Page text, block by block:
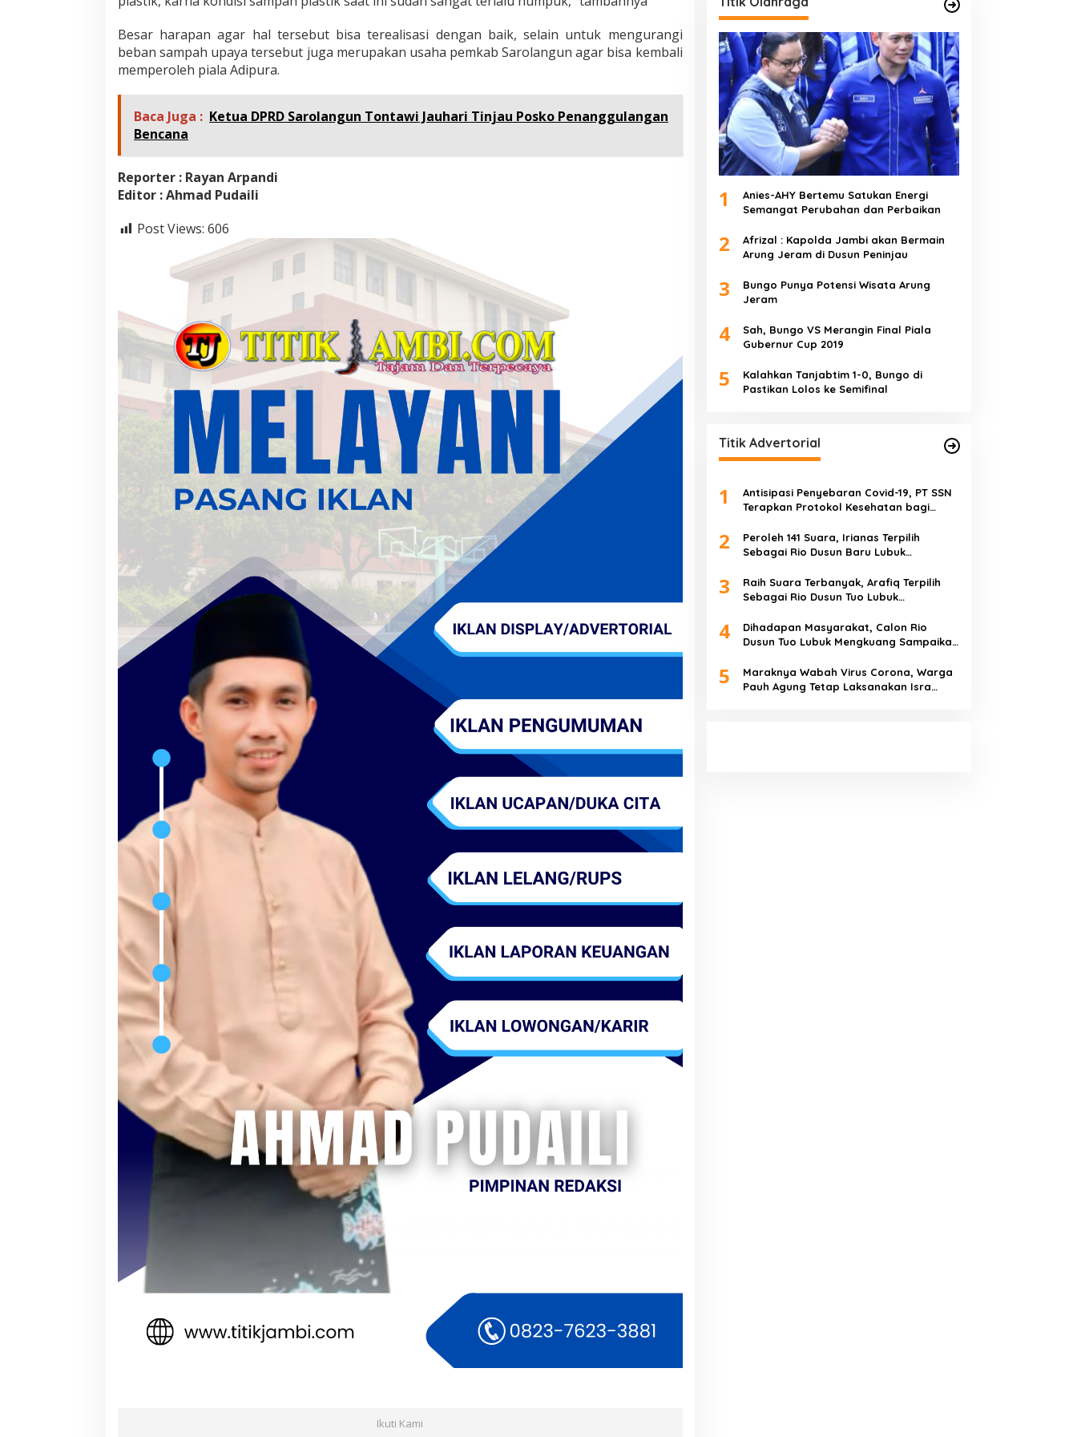
b
e
Besar harapan agar hal tersebut bisa terealisasi dengan baik, selain untuk mengurangi
beban sampah upaya tersebut juga merupakan usaha pemkab Sarolangun agar bisa kembali
memperoleh piala Adipura.
Baca Juga : Ketua DPRD Sarolangun Tontawi Jauhari Tinjau Posko Penanggulangan
Bencana
Reporter : Rayan Arpandi
Editor : Ahmad Pudaili
Post Views: 606
Ikuti Kami
1
Anies-AHY Bertemu Satukan Energi
Semangat Perubahan dan Perbaikan
2
Afrizal : Kapolda Jambi akan Bermain
Arung Jeram di Dusun Peninjau
3
Bungo Punya Potensi Wisata Arung
Jeram
4
Sah, Bungo VS Merangin Final Piala
Gubernur Cup 2019
5
Kalahkan Tanjabtim 1-0, Bungo di
Pastikan Lolos ke Semifinal
Titik Advertorial
1
Antisipasi Penyebaran Covid-19, PT SSN
Terapkan Protokol Kesehatan bagi
2
Peroleh 141 Suara, Irianas Terpilih
Sebagai Rio Dusun Baru Lubuk
3
Raih Suara Terbanyak, Arafiq Terpilih
Sebagai Rio Dusun Tuo Lubuk
4
Dihadapan Masyarakat, Calon Rio
Dusun Tuo Lubuk Mengkuang Sampaikan
5
Maraknya Wabah Virus Corona, Warga
Pauh Agung Tetap Laksanakan Isra